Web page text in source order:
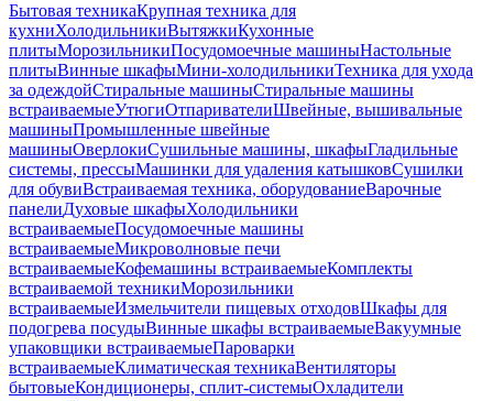
Бытовая техникаКрупная техника для
кухниХолодильникиВытяжкиКухонные
плитыМорозильникиПосудомоечные машиныНастольные
плитыВинные шкафыМини-холодильникиТехника для ухода
за одеждойСтиральные машиныСтиральные машины
встраиваемыеУтюгиОтпаривателиШвейные, вышивальные
машиныПромышленные швейные
машиныОверлокиСушильные машины, шкафыГладильные
системы, прессыМашинки для удаления катышковСушилки
для обувиВстраиваемая техника, оборудованиеВарочные
панелиДуховые шкафыХолодильники
встраиваемыеПосудомоечные машины
встраиваемыеМикроволновые печи
встраиваемыеКофемашины встраиваемыеКомплекты
встраиваемой техникиМорозильники
встраиваемыеИзмельчители пищевых отходовШкафы для
подогрева посудыВинные шкафы встраиваемыеВакуумные
упаковщики встраиваемыеПароварки
встраиваемыеКлиматическая техникаВентиляторы
бытовыеКондиционеры, сплит-системыОхладители